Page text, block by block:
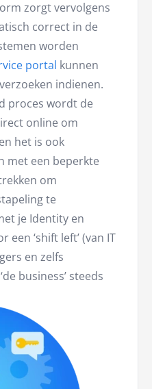
zorgt vervolgens
correct in de
worden
portal kunnen
indienen.
proces wordt de
online om
het is ook
met een beperkte
om
te
je Identity en
een ‘shift left’ (van IT
en zelfs
business’ steeds